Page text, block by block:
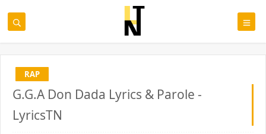
RAP
G.G.A Don Dada Lyrics & Parole -
LyricsTN